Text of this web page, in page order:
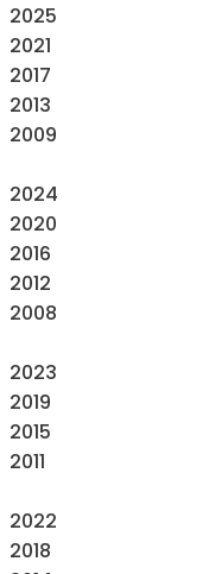
2025
2021
2017
2013
2009
2024
2020
2016
2012
2008
2023
2019
2015
2011
2022
2018